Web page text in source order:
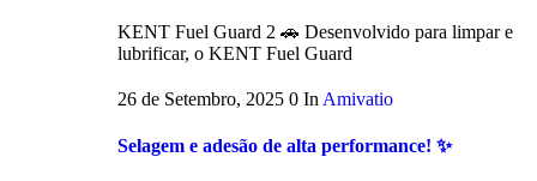
KENT Fuel Guard 2 🚗 Desenvolvido para limpar e
lubrificar, o KENT Fuel Guard
26 de Setembro, 2025 0 In Amivatio
Selagem e adesão de alta performance! ✨